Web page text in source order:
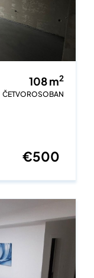
108m2
ČETVOROSOBAN
€500